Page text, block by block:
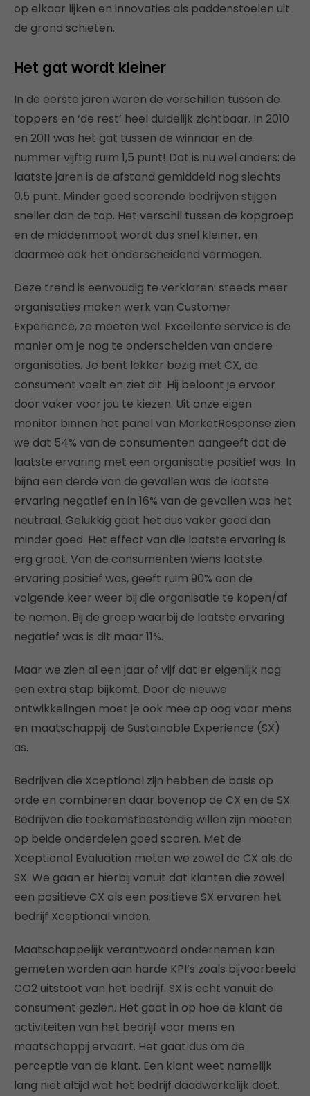
op elkaar lijken en innovaties als paddenstoelen uit
de grond schieten.
Het gat wordt kleiner
In de eerste jaren waren de verschillen tussen de
toppers en ‘de rest’ heel duidelijk zichtbaar. In 2010
en 2011 was het gat tussen de winnaar en de
nummer vijftig ruim 1,5 punt! Dat is nu wel anders: de
laatste jaren is de afstand gemiddeld nog slechts
0,5 punt. Minder goed scorende bedrijven stijgen
sneller dan de top. Het verschil tussen de kopgroep
en de middenmoot wordt dus snel kleiner, en
daarmee ook het onderscheidend vermogen.
Deze trend is eenvoudig te verklaren: steeds meer
organisaties maken werk van Customer
Experience, ze moeten wel. Excellente service is de
manier om je nog te onderscheiden van andere
organisaties. Je bent lekker bezig met CX, de
consument voelt en ziet dit. Hij beloont je ervoor
door vaker voor jou te kiezen. Uit onze eigen
monitor binnen het panel van MarketResponse zien
we dat 54% van de consumenten aangeeft dat de
laatste ervaring met een organisatie positief was. In
bijna een derde van de gevallen was de laatste
ervaring negatief en in 16% van de gevallen was het
neutraal. Gelukkig gaat het dus vaker goed dan
minder goed. Het effect van die laatste ervaring is
erg groot. Van de consumenten wiens laatste
ervaring positief was, geeft ruim 90% aan de
volgende keer weer bij die organisatie te kopen/af
te nemen. Bij de groep waarbij de laatste ervaring
negatief was is dit maar 11%.
Maar we zien al een jaar of vijf dat er eigenlijk nog
een extra stap bijkomt. Door de nieuwe
ontwikkelingen moet je ook mee op oog voor mens
en maatschappij: de Sustainable Experience (SX)
as.
Bedrijven die Xceptional zijn hebben de basis op
orde en combineren daar bovenop de CX en de SX.
Bedrijven die toekomstbestendig willen zijn moeten
op beide onderdelen goed scoren. Met de
Xceptional Evaluation meten we zowel de CX als de
SX. We gaan er hierbij vanuit dat klanten die zowel
een positieve CX als een positieve SX ervaren het
bedrijf Xceptional vinden.
Maatschappelijk verantwoord ondernemen kan
gemeten worden aan harde KPI’s zoals bijvoorbeeld
CO2 uitstoot van het bedrijf. SX is echt vanuit de
consument gezien. Het gaat in op hoe de klant de
activiteiten van het bedrijf voor mens en
maatschappij ervaart. Het gaat dus om de
perceptie van de klant. Een klant weet namelijk
lang niet altijd wat het bedrijf daadwerkelijk doet.